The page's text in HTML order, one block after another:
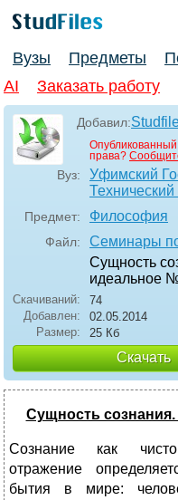
Вузы Предметы
AI
Заказать работу
Добавил:
права?
Вуз:
Уфимский
Предмет: Философия
Файл: Cеминары
Сущность
идеальное
Скачиваний:
74
Добавлен:
02.05.2014
Размер:
25 Кб
Скачать
Сущность
Сознание как чисто
отражение
бытия в мире: